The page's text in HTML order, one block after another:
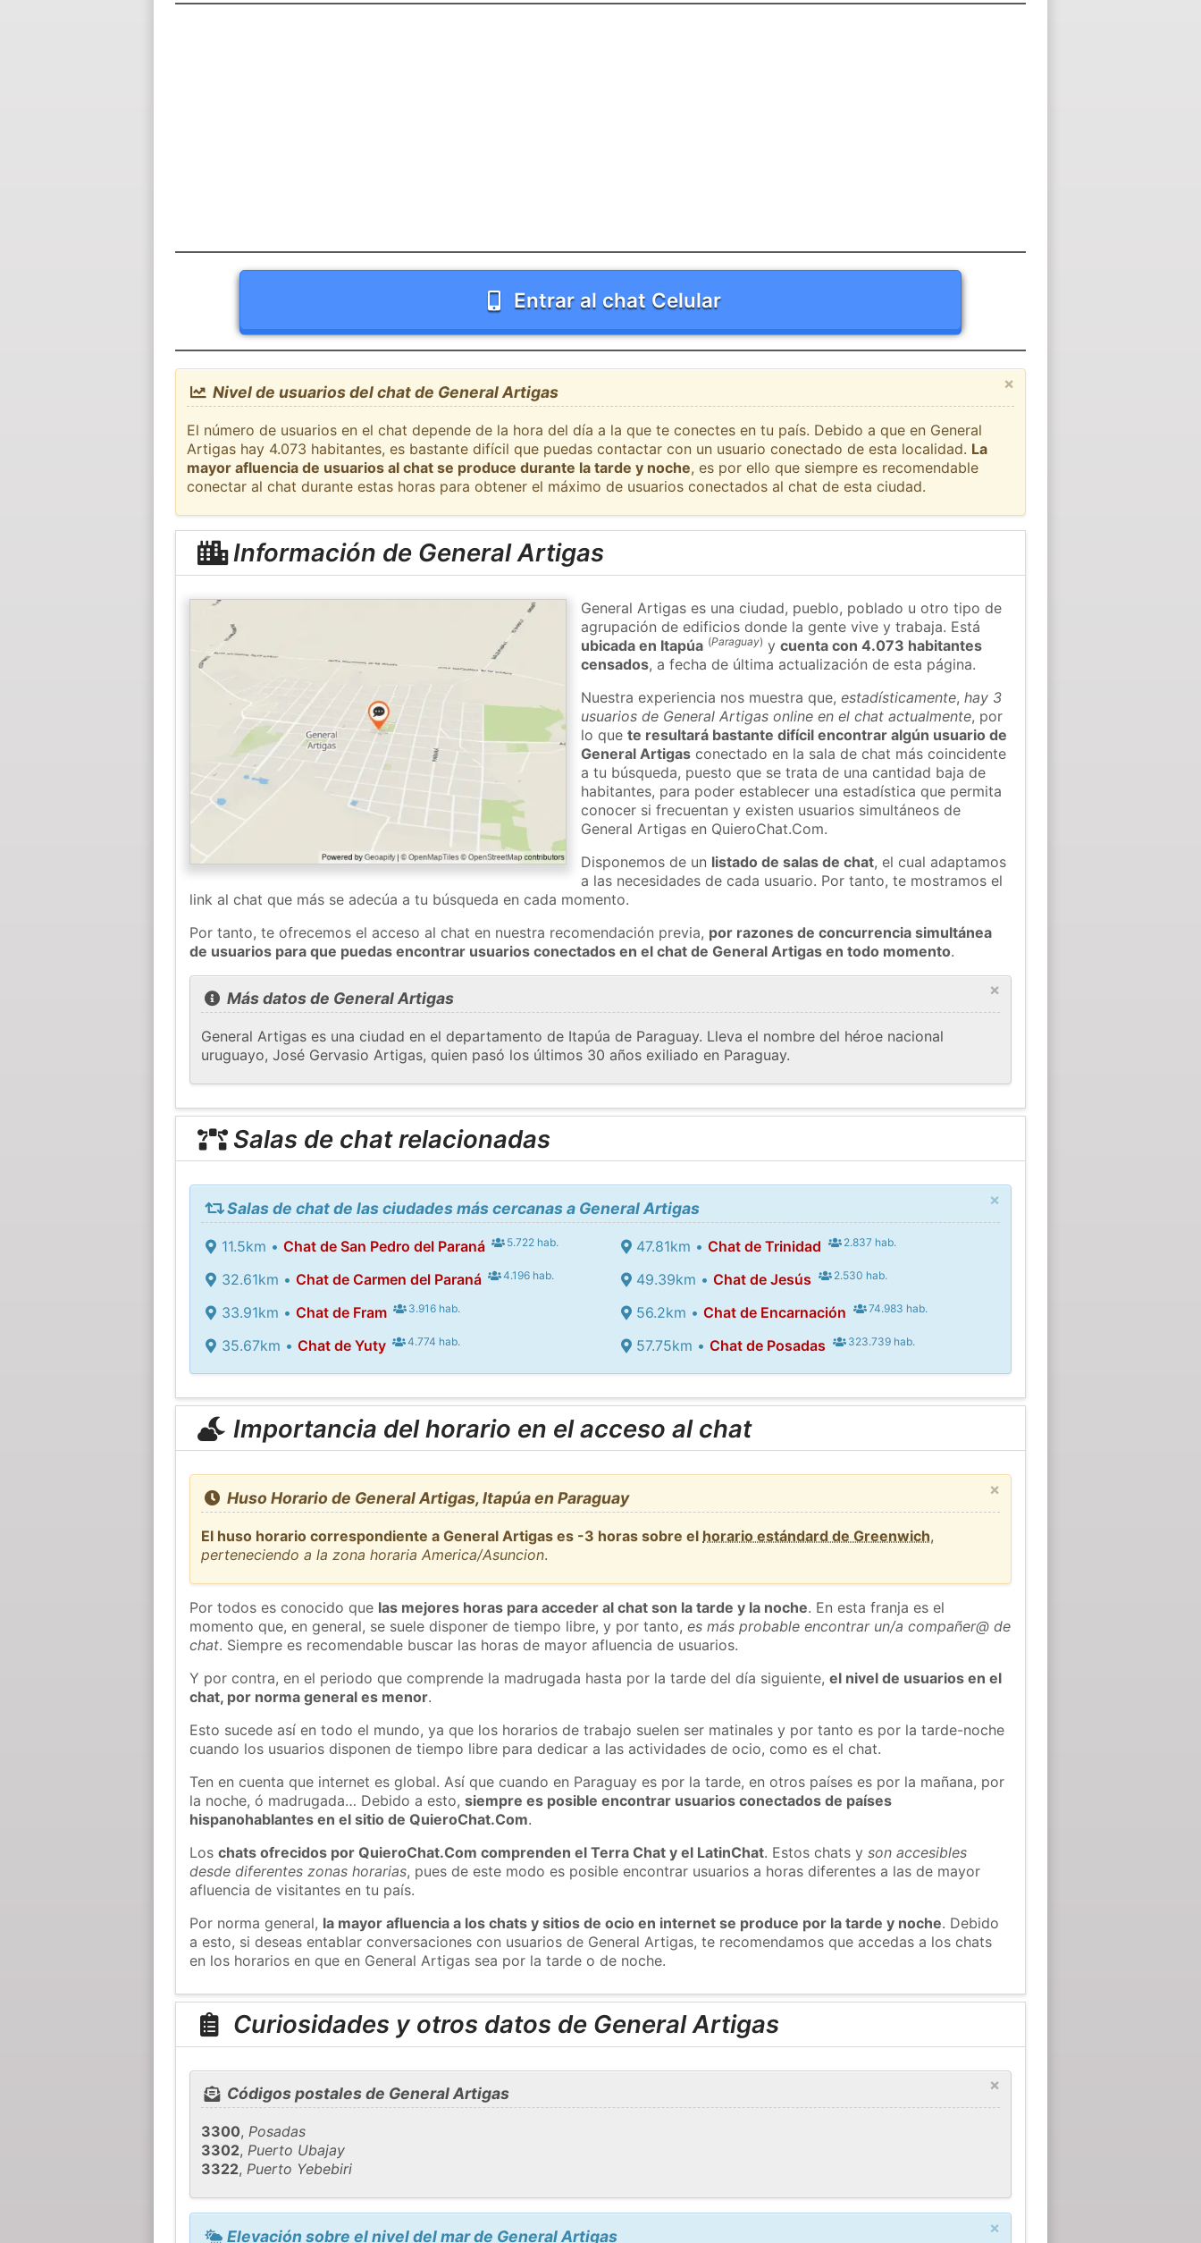
Entrar al chat Celular
×
Nivel de usuarios del chat de General Artigas
El número de usuarios en el chat depende de la hora del día a la que te conectes en tu país. Debido a que en General
Artigas hay 4.073 habitantes, es bastante difícil que puedas contactar con un usuario conectado de esta localidad. La
mayor afluencia de usuarios al chat se produce durante la tarde y noche, es por ello que siempre es recomendable
conectar al chat durante estas horas para obtener el máximo de usuarios conectados al chat de esta ciudad.
Información de General Artigas
General Artigas es una ciudad, pueblo, poblado u otro tipo de
agrupación de edificios donde la gente vive y trabaja. Está
ubicada en Itapúa (Paraguay) ycuenta con 4.073 habitantes
censados, a fecha de última actualización de esta página.
Nuestra experiencia nos muestra que,estadísticamente,hay 3
usuarios de General Artigas online en el chat actualmente, por
lo quete resultará bastante difícil encontrar algún usuario de
General Artigas conectado en la sala de chat más coincidente
a tu búsqueda, puesto que se trata de una cantidad baja de
habitantes, para poder establecer una estadística que permita
conocer si frecuentan y existen usuarios simultáneos de
General Artigas en QuieroChat.Com.
Disponemos de un listado de salas de chat, el cual adaptamos
a las necesidades de cada usuario. Por tanto, te mostramos el
link al chat que más se adecúa a tu búsqueda en cada momento.
Por tanto, te ofrecemos el acceso al chat en nuestra recomendación previa, por razones de concurrencia simultánea
de usuarios para que puedas encontrar usuarios conectados en el chat de General Artigas en todo momento.
×
Más datos de General Artigas
General Artigas es una ciudad en el departamento de Itapúa de Paraguay. Lleva el nombre del héroe nacional
uruguayo, José Gervasio Artigas, quien pasó los últimos 30 años exiliado en Paraguay.
Salas de chat relacionadas
×
Salas de chat de las ciudades más cercanas a General Artigas
11.5km • Chat de San Pedro del Paraná 5.722 hab.
32.61km • Chat de Carmen del Paraná 4.196 hab.
33.91km • Chat de Fram 3.916 hab.
35.67km • Chat de Yuty 4.774 hab.
47.81km •Chat de Trinidad 2.837 hab.
49.39km •Chat de Jesús 2.530 hab.
56.2km •Chat de Encarnación 74.983 hab.
57.75km •Chat de Posadas 323.739 hab.
Importancia del horario en el acceso al chat
×
Huso Horario de General Artigas, Itapúa en Paraguay
El huso horario correspondiente a General Artigas es -3 horas sobre el horario estándard de Greenwich,
perteneciendo a la zona horaria America/Asuncion.
Por todos es conocido que las mejores horas para acceder al chat son la tarde y la noche. En esta franja es el
momento que, en general, se suele disponer de tiempo libre, y por tanto,es más probable encontrar un/a compañer@ de
chat. Siempre es recomendable buscar las horas de mayor afluencia de usuarios.
Y por contra, en el periodo que comprende la madrugada hasta por la tarde del día siguiente,el nivel de usuarios en el
chat, por norma general es menor.
Esto sucede así en todo el mundo, ya que los horarios de trabajo suelen ser matinales y por tanto es por la tarde-noche
cuando los usuarios disponen de tiempo libre para dedicar a las actividades de ocio, como es el chat.
Ten en cuenta que internet es global. Así que cuando en Paraguay es por la tarde, en otros países es por la mañana, por
la noche, ó madrugada… Debido a esto,siempre es posible encontrar usuarios conectados de países
hispanohablantes en el sitio de QuieroChat.Com.
Loschats ofrecidos por QuieroChat.Com comprenden el Terra Chat y el LatinChat. Estos chats yson accesibles
desde diferentes zonas horarias, pues de este modo es posible encontrar usuarios a horas diferentes a las de mayor
afluencia de visitantes en tu país.
Por norma general, la mayor afluencia a los chats y sitios de ocio en internet se produce por la tarde y noche. Debido
a esto, si deseas entablar conversaciones con usuarios de General Artigas, te recomendamos que accedas a los chats
en los horarios en que en General Artigas sea por la tarde o de noche.
Curiosidades y otros datos de General Artigas
×
Códigos postales de General Artigas
3300,Posadas
3302,Puerto Ubajay
3322,Puerto Yebebiri
×
Elevación sobre el nivel del mar de General Artigas